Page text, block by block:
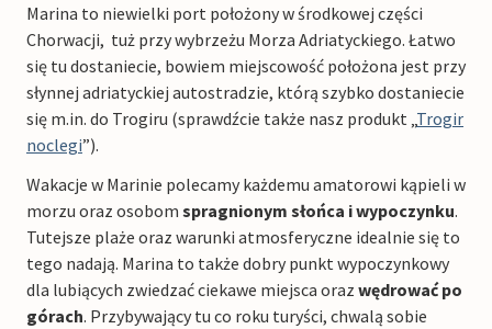
Marina to niewielki port położony w środkowej części
Chorwacji, tuż przy wybrzeżu Morza Adriatyckiego. Łatwo
się tu dostaniecie, bowiem miejscowość położona jest przy
słynnej adriatyckiej autostradzie, którą szybko dostaniecie
się m.in. do Trogiru (sprawdźcie także nasz produkt „ Trogir
noclegi”).
Wakacje w Marinie polecamy każdemu amatorowi kąpieli w
morzu oraz osobom spragnionym słońca i wypoczynku.
Tutejsze plaże oraz warunki atmosferyczne idealnie się to
tego nadają. Marina to także dobry punkt wypoczynkowy
dla lubiących zwiedzać ciekawe miejsca oraz wędrować po
górach. Przybywający tu co roku turyści, chwalą sobie